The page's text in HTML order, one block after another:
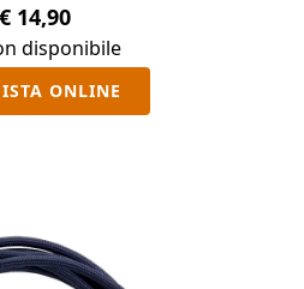
un suono rock classico.
€ 14,90
disponibile
ONLINE